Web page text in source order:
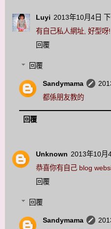
Luyi 2013年10月4日
有自己私人網址, 好型呀!
回覆
回覆
Sandymama
都係朋友教的
回覆
Unknown 2013年10月
恭喜你有自己 blog
回覆
回覆
Sandymama